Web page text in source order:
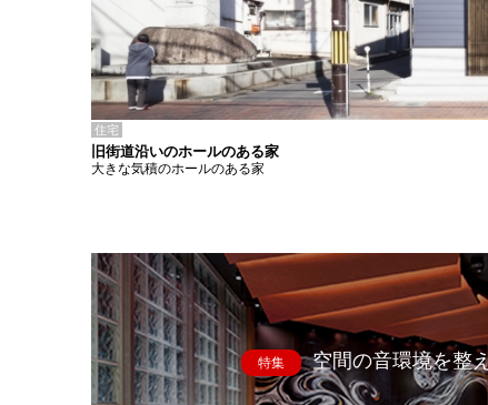
住宅
旧街道沿いのホールのある家
大きな気積のホールのある家
特集 空間の音環境を整